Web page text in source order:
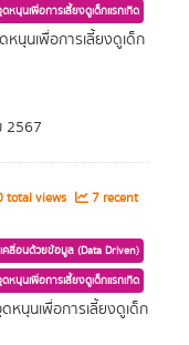
หนุนเพื่อการเลี้ยงดูเด็กแรกเกิด
หนุนเพื่อการเลี้ยงดูเด็ก
2567
total views
7 recent
ลื่อนด้วยข้อมูล (Data Driven)
หนุนเพื่อการเลี้ยงดูเด็กแรกเกิด
หนุนเพื่อการเลี้ยงดูเด็ก